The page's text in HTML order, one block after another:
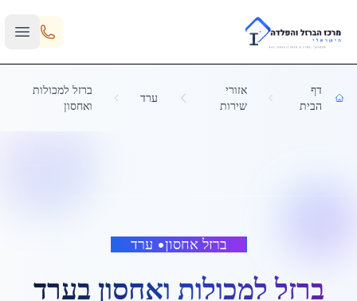
Skip to main content
דף
הבית
אזורי
שירות
ערד
ברזל למכולות
ואחסון
ברזל אחסון• ערד
ברזל למכולות ואחסון בערד